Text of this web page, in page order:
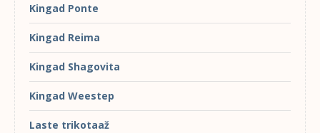
Kingad Ponte
Kingad Reima
Kingad Shagovita
Kingad Weestep
Laste trikotaaž